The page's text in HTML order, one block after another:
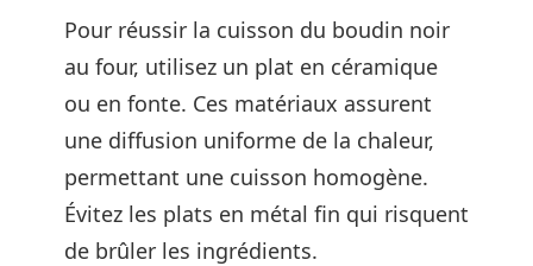
Pour réussir la cuisson du boudin noir
au four, utilisez un plat en céramique
ou en fonte. Ces matériaux assurent
une diffusion uniforme de la chaleur,
permettant une cuisson homogène.
Évitez les plats en métal fin qui risquent
de brûler les ingrédients.